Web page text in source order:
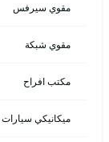
مقوي سيرفس
مقوي شبكة
مكتب افراح
ميكانيكي سيارات